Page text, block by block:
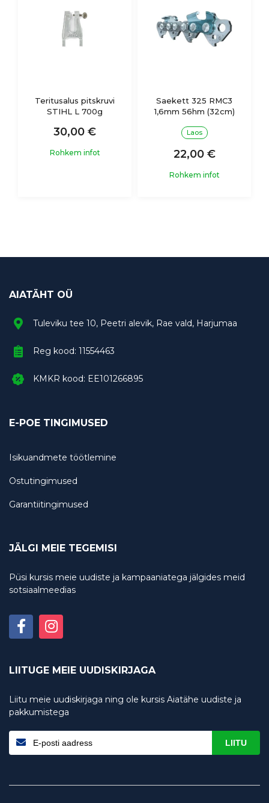
Teritusalus pitskruvi
STIHL L 700g
30,00 €
Rohkem infot
Saekett 325 RMC3
1,6mm 56hm (32cm)
Laos
22,00 €
Rohkem infot
AIATÄHT OÜ
Tuleviku tee 10, Peetri alevik, Rae vald, Harjumaa
Reg kood: 11554463
KMKR kood: EE101266895
E-POE TINGIMUSED
Isikuandmete töötlemine
Ostutingimused
Garantiitingimused
JÄLGI MEIE TEGEMISI
Püsi kursis meie uudiste ja kampaaniatega jälgides meid
sotsiaalmeedias
LIITUGE MEIE UUDISKIRJAGA
Liitu meie uudiskirjaga ning ole kursis Aiatähe uudiste ja
pakkumistega
LIITU